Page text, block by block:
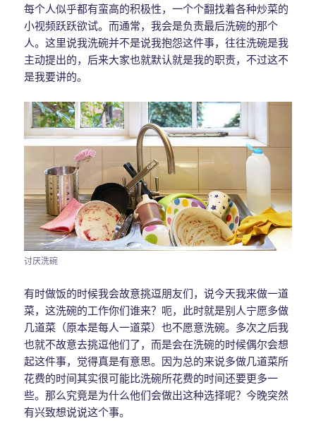
每个人似乎都有蛮高的积极性，一个个翻找着各种炒菜的
小视频跃跃欲试。而通常，我会是负责最后洗碗的那个
人。这里说我洗碗并不是说我抱怨这件事，往往洗碗是我
主动提出的，后来大家也就默认就是我的职责，不过这不
是我要讲的。
讨厌洗碗
有时做饭的时候我会故意挑逗朋友们，说今天我来做一道
菜，这洗碗的工作你们谁来？呃，此时就是别人宁愿多做
几道菜（原本是每人一道菜）也不愿意洗碗。多次之后我
也就不故意去挑逗他们了，而是会在洗碗的时候偶尔会想
起这件事，觉得真是有意思。因为总的来说多做几道菜所
花费的时间其实很可能比洗碗所花费的时间还要更多一
些。那么究竟是为什么他们会做出这种选择呢？今晚突然
有兴致想说说这个事。